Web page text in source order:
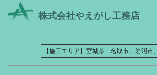
株式会社やえがし工務店
【施工エリア】宮城県 名取市、岩沼市